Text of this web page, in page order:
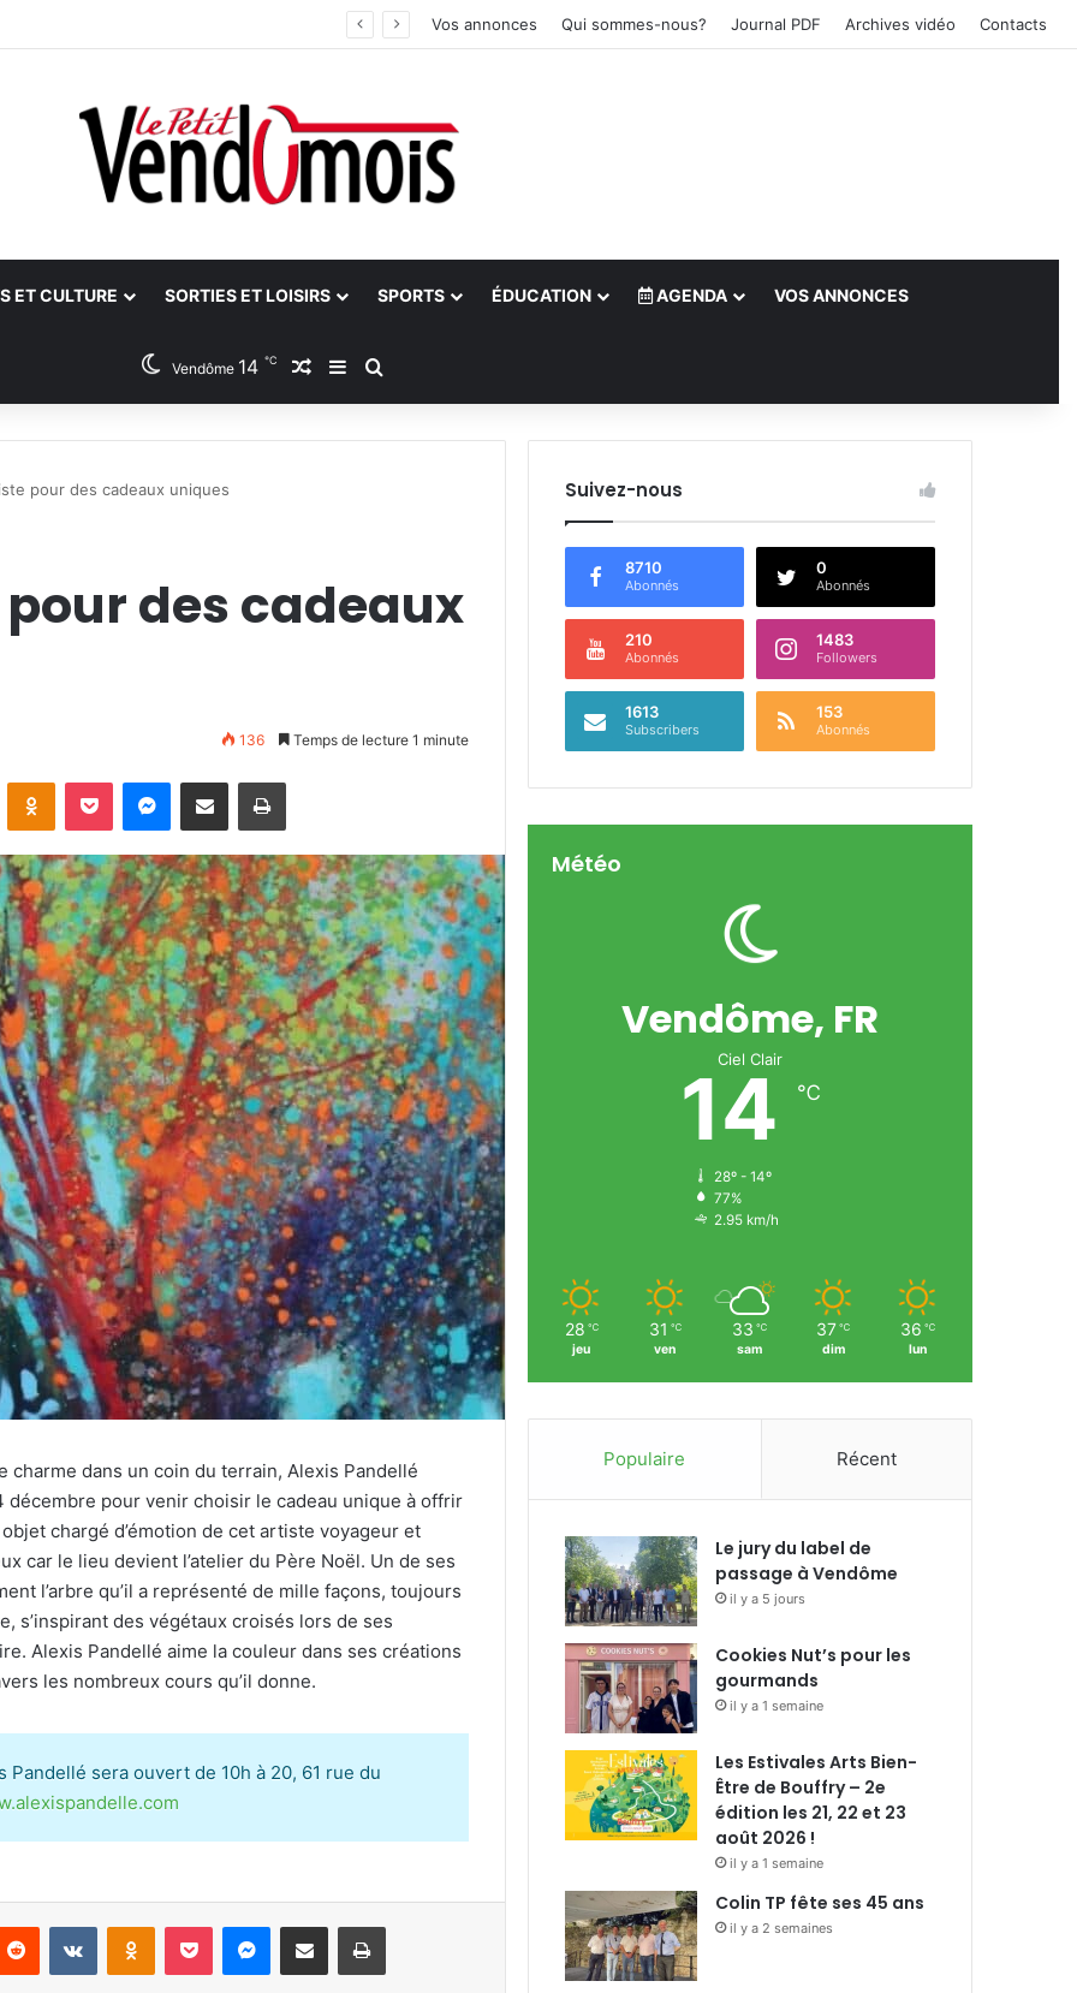
Vos annonces Qui sommes-nous? Journal PDF Archives vidéo Contacts
ET CULTURE SORTIES ET LOISIRS SPORTS ÉDUCATION AGENDA VOS ANNONCES
Vendôme 14 ℃ Article Aléatoire
Sidebar (barre latérale)
Rechercher
pour des cadeaux uniques
des cadeaux
136 Temps de lecture 1 minute
charme dans un coin du terrain, Alexis Pandellé
décembre pour venir choisir le cadeau unique à offrir
chargé d’émotion de cet artiste voyageur et
car le lieu devient l’atelier du Père Noël. Un de ses
l’arbre qu’il a représenté de mille façons, toujours
s’inspirant des végétaux croisés lors de ses
Alexis Pandellé aime la couleur dans ses créations
les nombreux cours qu’il donne.
Pandellé sera ouvert de 10h à 20, 61 rue du
Suivez-nous
8710
Abonnés
0
Abonnés
210
Abonnés
1483
Followers
1613
Subscribers
153
Abonnés
Météo
Vendôme, FR
Ciel Clair
14 ℃
28º - 14º
77%
2.95 km/h
28 ℃
jeu
31 ℃
ven
33 ℃
sam
37 ℃
dim
36 ℃
lun
Populaire Récent
Le jury du label de
passage à Vendôme
il y a 5 jours
Cookies Nut’s pour les
gourmands
il y a 1 semaine
Les Estivales Arts Bien-
Être de Bouffry – 2e
édition les 21, 22 et 23
août 2026 !
il y a 1 semaine
Colin TP fête ses 45 ans
il y a 2 semaines